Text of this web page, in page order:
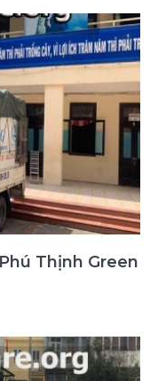
Thịnh Green